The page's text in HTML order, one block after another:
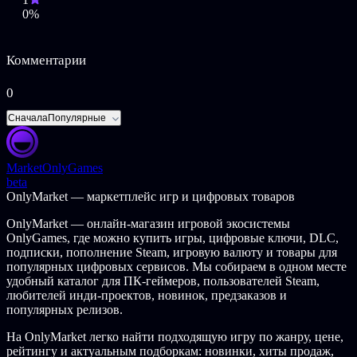
вставили замечательные анимации и видео.
не просто играете в AVG, но и читаете комикс и смотрите
фильм.
Геймплей
Как текстовый AVG, мы, безусловно, не забудем о важности
выбора. Испытывая Hell of Sins: soul, вы столкнетесь со
множеством выборов. Помните, выбирайте его тщательно!
Потому что каждый сделанный вами выбор, возможно,
определит вашу судьбу, даже судьбу других.
Помимо выборов, которые определяют сюжетную линию и
запускают различные концовки, у нас также есть много
интересного игрового процесса QTE. Интенсивный,
ограниченный по времени игровой процесс QTE сделает
ваше путешествие более захватывающим.
Система галереи
Система галереи также является одним из уникальных и
важных игровых процессов Hell of Sins: soul. В Hell of Sins
есть множество персонажей, монстров, сцен и т. д., и у
0%
Комментарии
0
СначалаПопулярные
MarketOnlyGames
beta
OnlyMarket — маркетплейс игр и цифровых товаров
OnlyMarket — онлайн-магазин игровой экосистемы
OnlyGames, где можно купить игры, цифровые ключи, DLC,
подписки, пополнение Steam, игровую валюту и товары для
популярных цифровых сервисов. Мы собираем в одном месте
удобный каталог для ПК-геймеров, пользователей Steam,
любителей инди-проектов, новинок, предзаказов и
популярных релизов.
На OnlyMarket легко найти подходящую игру по жанру, цене,
рейтингу и актуальным подборкам: новинки, хиты продаж,